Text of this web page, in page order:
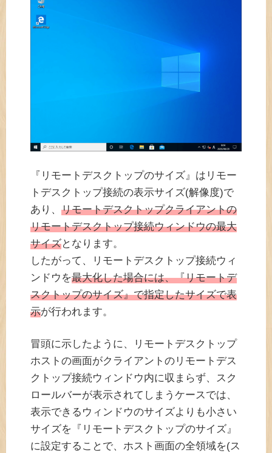
『リモートデスクトップのサイズ』はリモー
トデスクトップ接続の表示サイズ(解像度)で
あり、 リモートデスクトップクライアントの
リモートデスクトップ接続ウィンドウの最大
サイズとなります。
したがって、リモートデスクトップ接続ウィ
ンドウを最大化した場合には、『リモートデ
スクトップのサイズ』で指定したサイズで表
示が行われます。
冒頭に示したように、リモートデスクトップ
ホストの画面がクライアントのリモートデス
クトップ接続ウィンドウ内に収まらず、スク
ロールバーが表示されてしまうケースでは、
表示できるウィンドウのサイズよりも小さい
サイズを『リモートデスクトップのサイズ』
に設定することで、ホスト画面の全領域を(ス